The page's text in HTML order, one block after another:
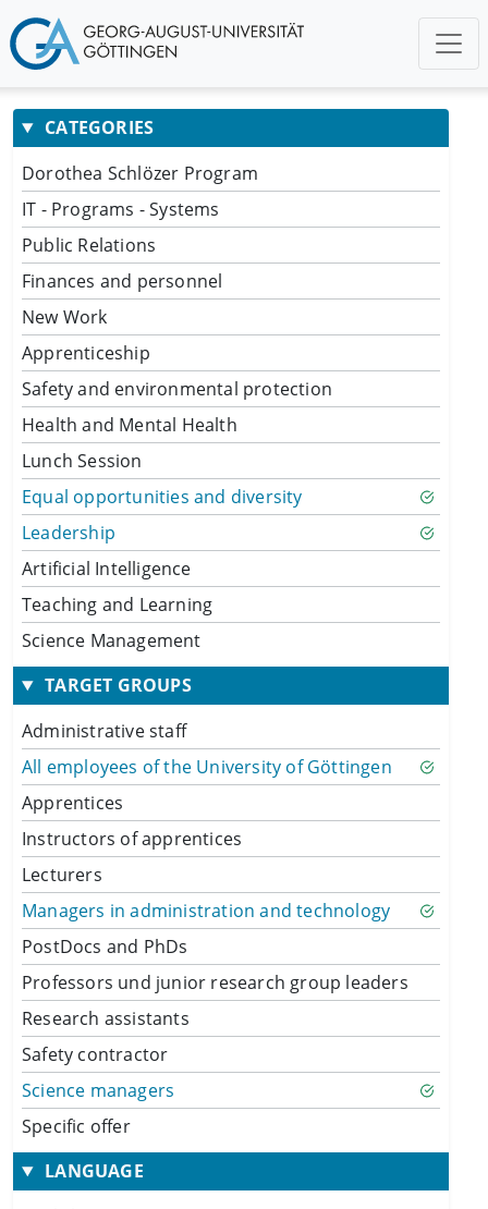
CATEGORIES
Dorothea Schlözer Program
IT - Programs - Systems
Public Relations
Finances and personnel
New Work
Apprenticeship
Safety and environmental protection
Health and Mental Health
Lunch Session
Equal opportunities and diversity
Leadership
Artificial Intelligence
Teaching and Learning
Science Management
TARGET GROUPS
Administrative staff
All employees of the University of Göttingen
Apprentices
Instructors of apprentices
Lecturers
Managers in administration and technology
PostDocs and PhDs
Professors und junior research group leaders
Research assistants
Safety contractor
Science managers
Specific offer
LANGUAGE